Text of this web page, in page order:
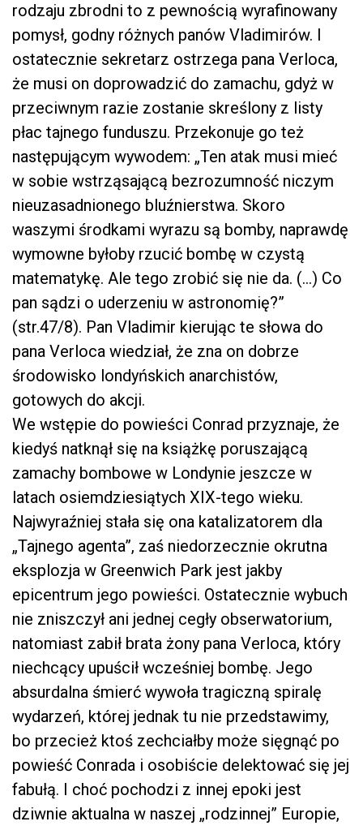
rodzaju zbrodni to z pewnością wyrafinowany
pomysł, godny różnych panów Vladimirów. I
ostatecznie sekretarz ostrzega pana Verloca,
że musi on doprowadzić do zamachu, gdyż w
przeciwnym razie zostanie skreślony z listy
płac tajnego funduszu. Przekonuje go też
następującym wywodem: „Ten atak musi mieć
w sobie wstrząsającą bezrozumność niczym
nieuzasadnionego bluźnierstwa. Skoro
waszymi środkami wyrazu są bomby, naprawdę
wymowne byłoby rzucić bombę w czystą
matematykę. Ale tego zrobić się nie da. (…) Co
pan sądzi o uderzeniu w astronomię?”
(str.47/8). Pan Vladimir kierując te słowa do
pana Verloca wiedział, że zna on dobrze
środowisko londyńskich anarchistów,
gotowych do akcji.
We wstępie do powieści Conrad przyznaje, że
kiedyś natknął się na książkę poruszającą
zamachy bombowe w Londynie jeszcze w
latach osiemdziesiątych XIX-tego wieku.
Najwyraźniej stała się ona katalizatorem dla
„Tajnego agenta”, zaś niedorzecznie okrutna
eksplozja w Greenwich Park jest jakby
epicentrum jego powieści. Ostatecznie wybuch
nie zniszczył ani jednej cegły obserwatorium,
natomiast zabił brata żony pana Verloca, który
niechcący upuścił wcześniej bombę. Jego
absurdalna śmierć wywoła tragiczną spiralę
wydarzeń, której jednak tu nie przedstawimy,
bo przecież ktoś zechciałby może sięgnąć po
powieść Conrada i osobiście delektować się jej
fabułą. I choć pochodzi z innej epoki jest
dziwnie aktualna w naszej „rodzinnej” Europie,